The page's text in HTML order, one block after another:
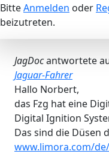
BitteAnmelden oder
beizutreten.
JagDocantwortete
Jaguar-Fahrer
Hallo Norbert,
das Fzg hat eine
Digital Ignition
Das sind die Düsen
www.limora.com/